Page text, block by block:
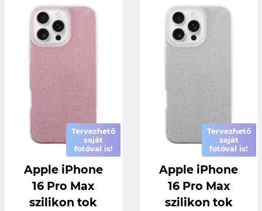
Tervezhető
saját
fotóval is!
Apple iPhone
16 Pro Max
szilikon tok
Tervezhető
saját
fotóval is!
Apple iPhone
16 Pro Max
szilikon tok